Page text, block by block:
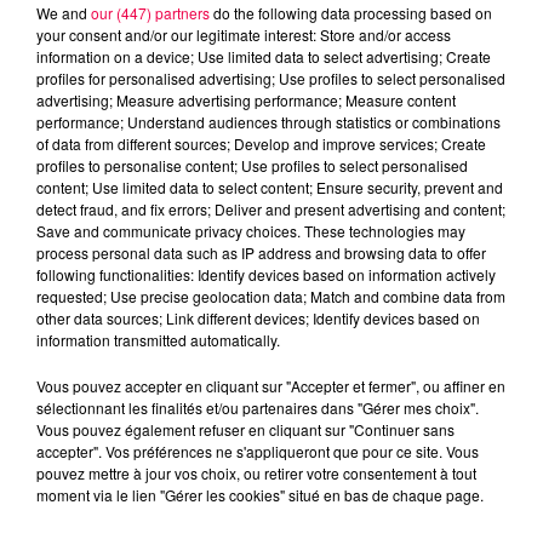
Flash infos
Crédit :Flash infos
podcasts/2023/04/18h-2.mp3
We and our (447) partnersdo the following data processing based on
your consent and/or our legitimate interest: Store and/or access
information on a device; Use limited data to select advertising; Create
profiles for personalised advertising; Use profiles to select personalised
advertising; Measure advertising performance; Measure content
performance; Understand audiences through statistics or combinations
of data from different sources; Develop and improve services; Create
profiles to personalise content; Use profiles to select personalised
content; Use limited data to select content; Ensure security, prevent and
detect fraud, and fix errors; Deliver and present advertising and content;
Save and communicate privacy choices. These technologies may
process personal data such as IP address and browsing data to offer
following functionalities: Identify devices based on information actively
requested; Use precise geolocation data; Match and combine data from
other data sources; Link different devices; Identify devices based on
information transmitted automatically.
Vous pouvez accepter en cliquant sur "Accepter et fermer", ou affiner en
sélectionnant les finalités et/ou partenaires dans "Gérer mes choix".
Vous pouvez également refuser en cliquant sur "Continuer sans
accepter". Vos préférences ne s'appliqueront que pour ce site. Vous
pouvez mettre à jour vos choix, ou retirer votre consentement à tout
moment via le lien "Gérer les cookies" situé en bas de chaque page.